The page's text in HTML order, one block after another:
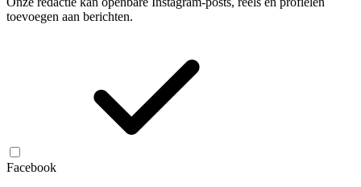
toevoegen aan berichten.
Facebook